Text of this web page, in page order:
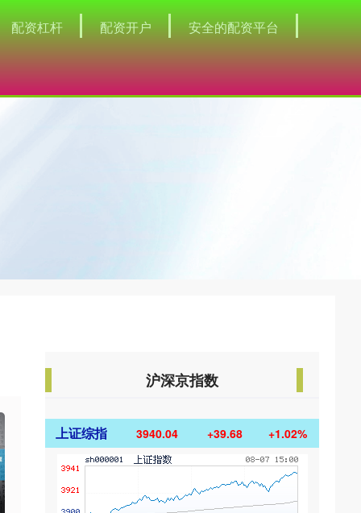
配资杠杆 配资开户 安全的配资平台
沪深京指数
上证综指 3940.04 +39.68 +1.02%